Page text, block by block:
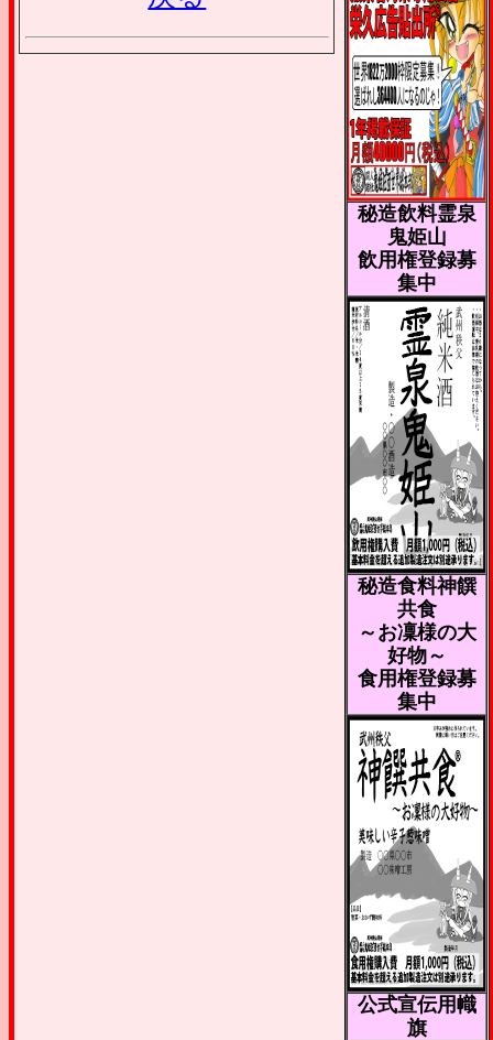
秘造飲料霊泉
鬼姫山
飲用権登録募
集中
秘造食料神饌
共食
～お凜様の大
好物～
食用権登録募
集中
公式宣伝用幟
旗